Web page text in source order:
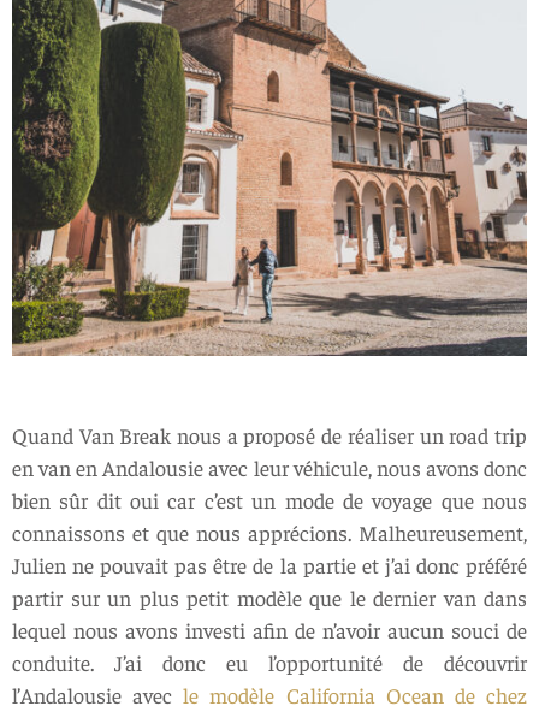
Quand Van Break nous a proposé de réaliser un road trip
en van en Andalousie avec leur véhicule, nous avons donc
bien sûr dit oui car c’est un mode de voyage que nous
connaissons et que nous apprécions. Malheureusement,
Julien ne pouvait pas être de la partie et j’ai donc préféré
partir sur un plus petit modèle que le dernier van dans
lequel nous avons investi afin de n’avoir aucun souci de
conduite. J’ai donc eu l’opportunité de découvrir
l’Andalousie avecle modèle California Ocean de chez